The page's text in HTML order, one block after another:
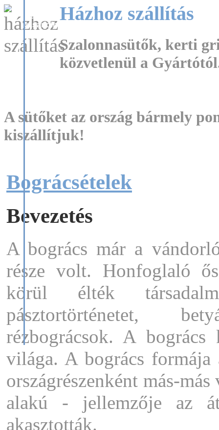
igényes
vásárlóink
variálhatóak
(elem,
szín és
méret
telefonon
érdeklődjön:
+36-20-
vagy
+36-46-
szalonnasütő
garnitúrák
egyenesen
a
gyártótól!
"Válassza
"Válassza
a
megbízhatót!"
"Válassza
SZÁMADÓT!"
Házhoz szállítás
Szalonnasütők, kerti
közvetlenül a
A sütőket az ország bármely
kiszállítjuk!
Bográcsételek
Bevezetés
A bogrács már a
része volt. Honfoglaló
körül élték
pásztortörténetet,
rézbográcsok. A
világa. A bogrács
országrészenként más-
alakú - jellemzője az
akasztották.